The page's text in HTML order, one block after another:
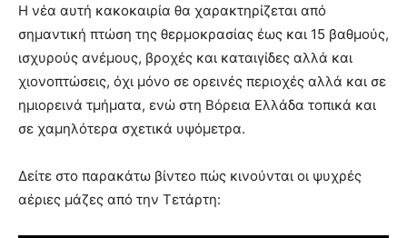
Η νέα αυτή κακοκαιρία θα χαρακτηρίζεται από
σημαντική πτώση της θερμοκρασίας έως και 15 βαθμούς,
ισχυρούς ανέμους, βροχές και καταιγίδες αλλά και
χιονοπτώσεις, όχι μόνο σε ορεινές περιοχές αλλά και σε
ημιορεινά τμήματα, ενώ στη Βόρεια Ελλάδα τοπικά και
σε χαμηλότερα σχετικά υψόμετρα.
Δείτε στο παρακάτω βίντεο πώς κινούνται οι ψυχρές
αέριες μάζες από την Τετάρτη: